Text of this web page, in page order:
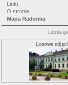
Linki
O stronie
Mapa Radomia
Liczba
Losowe